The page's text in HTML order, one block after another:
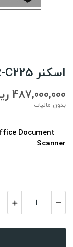
اسکنر Canon DR-C225
487,000,000 ریال
بدون مالیات
Document
Scanner